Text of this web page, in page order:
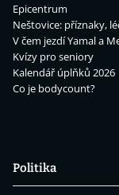
Epicentrum
Neštovice: příznaky,
V čem jezdí Yamal a
Kvízy pro seniory
Kalendář úplňků 2026
Co je bodycount?
Politika